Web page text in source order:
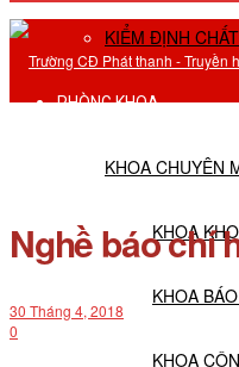
KIỂM ĐỊNH
PHÒNG KHOA
KHOA CHUYÊN
KHOA
KHOA
KHOA
Nghề báo chí
30 Tháng 4, 2018
0